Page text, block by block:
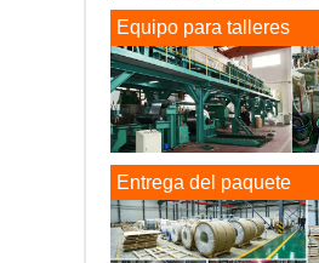
Equipo para talleres
Entrega del paquete